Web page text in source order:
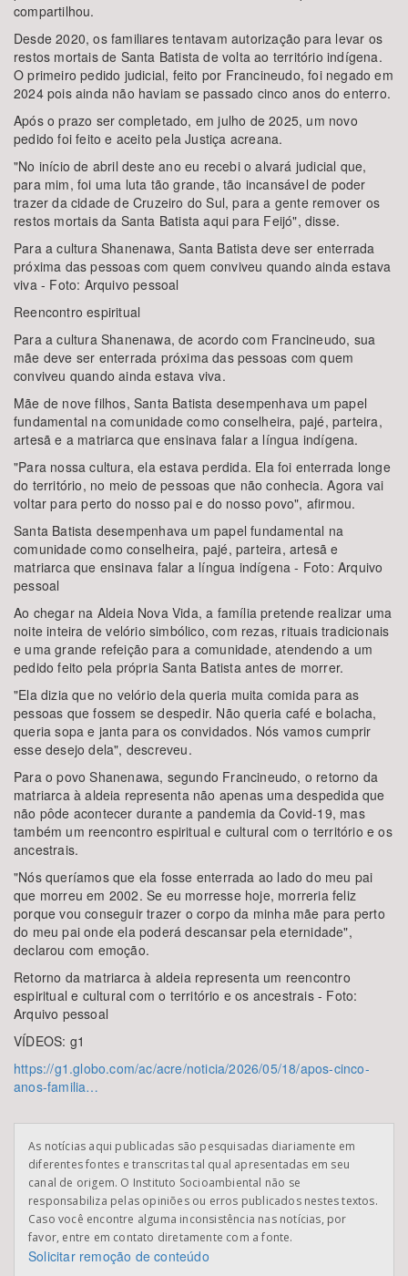
compartilhou.
Desde 2020, os familiares tentavam autorização para levar os
restos mortais de Santa Batista de volta ao território indígena.
O primeiro pedido judicial, feito por Francineudo, foi negado em
2024 pois ainda não haviam se passado cinco anos do enterro.
Após o prazo ser completado, em julho de 2025, um novo
pedido foi feito e aceito pela Justiça acreana.
"No início de abril deste ano eu recebi o alvará judicial que,
para mim, foi uma luta tão grande, tão incansável de poder
trazer da cidade de Cruzeiro do Sul, para a gente remover os
restos mortais da Santa Batista aqui para Feijó", disse.
Para a cultura Shanenawa, Santa Batista deve ser enterrada
próxima das pessoas com quem conviveu quando ainda estava
viva - Foto: Arquivo pessoal
Reencontro espiritual
Para a cultura Shanenawa, de acordo com Francineudo, sua
mãe deve ser enterrada próxima das pessoas com quem
conviveu quando ainda estava viva.
Mãe de nove filhos, Santa Batista desempenhava um papel
fundamental na comunidade como conselheira, pajé, parteira,
artesã e a matriarca que ensinava falar a língua indígena.
"Para nossa cultura, ela estava perdida. Ela foi enterrada longe
do território, no meio de pessoas que não conhecia. Agora vai
voltar para perto do nosso pai e do nosso povo", afirmou.
Santa Batista desempenhava um papel fundamental na
comunidade como conselheira, pajé, parteira, artesã e
matriarca que ensinava falar a língua indígena - Foto: Arquivo
pessoal
Ao chegar na Aldeia Nova Vida, a família pretende realizar uma
noite inteira de velório simbólico, com rezas, rituais tradicionais
e uma grande refeição para a comunidade, atendendo a um
pedido feito pela própria Santa Batista antes de morrer.
"Ela dizia que no velório dela queria muita comida para as
pessoas que fossem se despedir. Não queria café e bolacha,
queria sopa e janta para os convidados. Nós vamos cumprir
esse desejo dela", descreveu.
Para o povo Shanenawa, segundo Francineudo, o retorno da
matriarca à aldeia representa não apenas uma despedida que
não pôde acontecer durante a pandemia da Covid-19, mas
também um reencontro espiritual e cultural com o território e os
ancestrais.
"Nós queríamos que ela fosse enterrada ao lado do meu pai
que morreu em 2002. Se eu morresse hoje, morreria feliz
porque vou conseguir trazer o corpo da minha mãe para perto
do meu pai onde ela poderá descansar pela eternidade",
declarou com emoção.
Retorno da matriarca à aldeia representa um reencontro
espiritual e cultural com o território e os ancestrais - Foto:
Arquivo pessoal
VÍDEOS: g1
https://g1.globo.com/ac/acre/noticia/2026/05/18/apos-cinco-
anos-familia…
As notícias aqui publicadas são pesquisadas diariamente em
diferentes fontes e transcritas tal qual apresentadas em seu
canal de origem. O Instituto Socioambiental não se
responsabiliza pelas opiniões ou erros publicados nestes textos.
Caso você encontre alguma inconsistência nas notícias, por
favor, entre em contato diretamente com a fonte.
Solicitar remoção de conteúdo